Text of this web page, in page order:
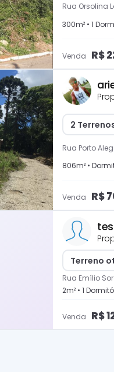
Rua Orsolina
300m² • 1
Venda R$
2
Rua Porto
806m² •
Venda R$
Terreno
Rua Emílio
2m² • 1
Venda R$